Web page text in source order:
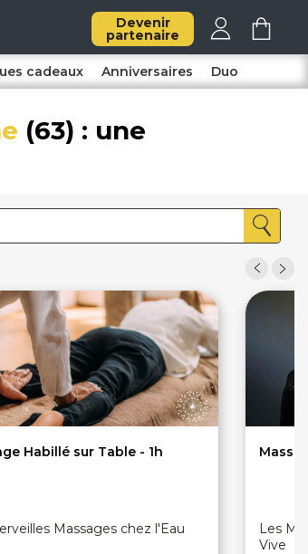
Devenir
partenaire
cadeaux Anniversaires Duo
(63) : une
Habillé sur Table - 1h
Massages chez l'Eau
Les
Vive